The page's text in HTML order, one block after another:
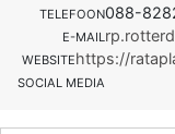
TELEFOON088-
E-MAIL
WEBSITE
SOCIAL MEDIA